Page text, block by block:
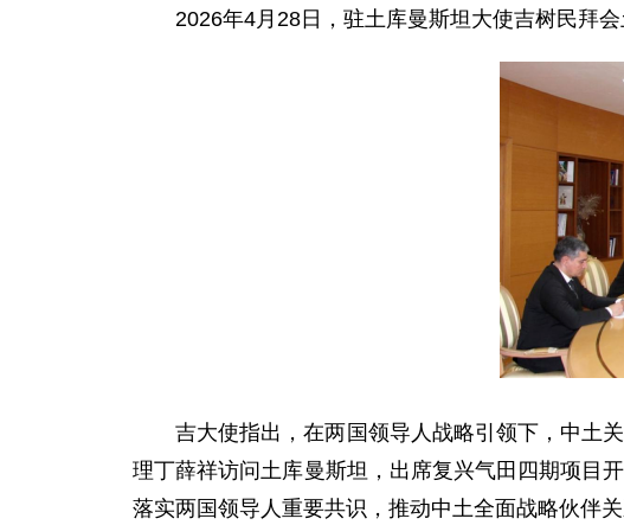
2026年4月28日，驻土库曼斯坦大使吉树民拜
吉大使指出，在两国领导人战略引领下，中土
理丁薛祥访问土库曼斯坦，出席复兴气田四期项目
落实两国领导人重要共识，推动中土全面战略伙伴关